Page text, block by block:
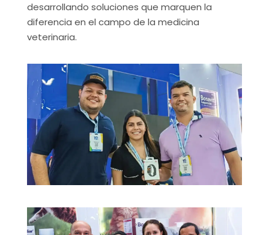
desarrollando soluciones que marquen la
diferencia en el campo de la medicina
veterinaria.